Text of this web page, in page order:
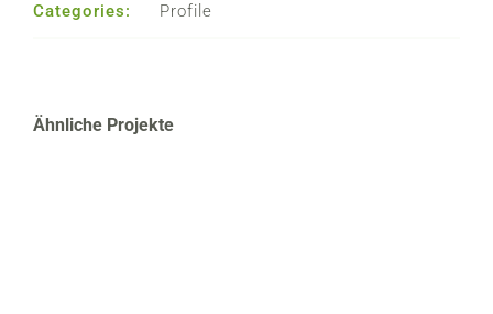
Categories: Profile
Ähnliche Projekte